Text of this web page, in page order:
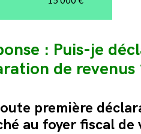
: Puis-je
de revenus
première
au foyer fiscal de